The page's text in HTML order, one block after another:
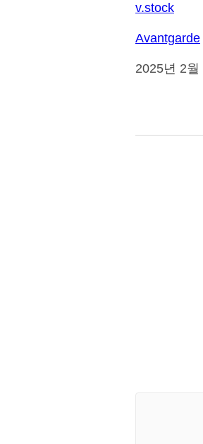
v.stock
Avantgarde
2025년 2월